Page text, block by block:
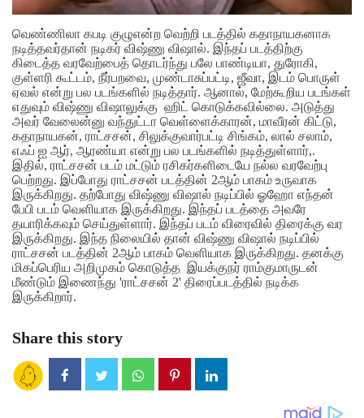
வெண்ணிலா கபடி குழுஎன்ற வெற்றி படத்தில் கதாநாயகனாக
நடித்தவர்தான் நடிகர் விஷ்ணு விஷால். இந்தப் படத்திற்கு
கிடைத்த வரவேற்பைத் தொடர்ந்து பலே பாண்டியா, துரோகி,
குள்ளரி கூட்டம், நீர்பறவை, முண்டாசுப்பட்டி, ஜீவா, இடம் பொருள்
ஏவல் என்று பல படங்களில் நடித்தார். ஆனால், மேற்கூறிய படங்கள்
எதுவும் விஷ்ணு விஷாலுக்கு ஹிட் கொடுக்கவில்லை. அடுத்து
அவர் வேலைன்னு வந்துட்டா வெள்ளைக்காரன், மாவீரன் கிட்டு,
கதாநாயகன், ராட்சசன், சிலுக்குவார்பட்டி சிங்கம், லால் சலாம்,
எஃப் ஐ ஆர், ஆரண்யா என்று பல படங்களில் நடித்துள்ளார்,.
இதில், ராட்சசன் படம் மட்டும் ரசிகர்களிடையே நல்ல வரவேற்பு
பெற்றது. இப்போது ராட்சசன் படத்தின் 2ஆம் பாகம் உருவாக
இருக்கிறது. தற்போது விஷ்ணு விஷால் நடிப்பில் ஓஹோ எந்தன்
பேபி படம் வெளியாக இருக்கிறது. இந்தப் படத்தை அவரே
தயாரிக்கவும் செய்துள்ளார். இந்தப் படம் விரைவில் திரைக்கு வர
இருக்கிறது. இந்த நிலையில் தான் விஷ்ணு விஷால் நடிப்பில்
ராட்சசன் படத்தின் 2ஆம் பாகம் வெளியாக இருக்கிறது. தனக்கு
மிகப்பெரிய அறிமுகம் கொடுத்த இயக்குநர் ராம்குமாருடன்
மீண்டும் இணைந்து 'ராட்சசன் 2' திரைப்படத்தில் நடிக்க
இருக்கிறார்.
Share this story